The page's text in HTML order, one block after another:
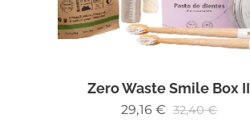
Zero Waste Smile Box II
29,16€ 32,40€